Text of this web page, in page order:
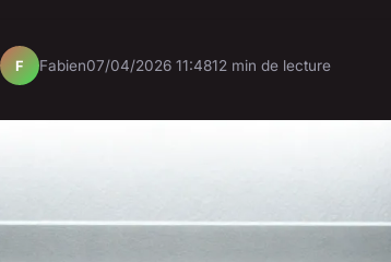
F Fabien07/04/2026 11:4812 min de lecture